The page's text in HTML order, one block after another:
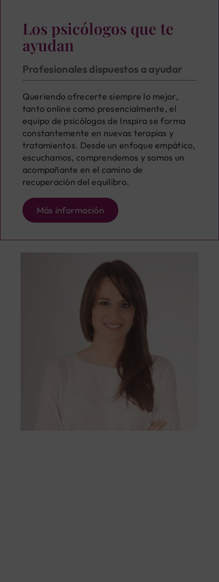
Los psicólogos que te
ayudan
Profesionales dispuestos a ayudar
Queriendo ofrecerte siempre lo mejor,
tanto online como presencialmente, el
equipo de psicólogos de Inspira se forma
constantemente en nuevas terapias y
tratamientos. Desde un enfoque empático,
escuchamos, comprendemos y somos un
acompañante en el camino de
recuperación del equilibro.
Más información